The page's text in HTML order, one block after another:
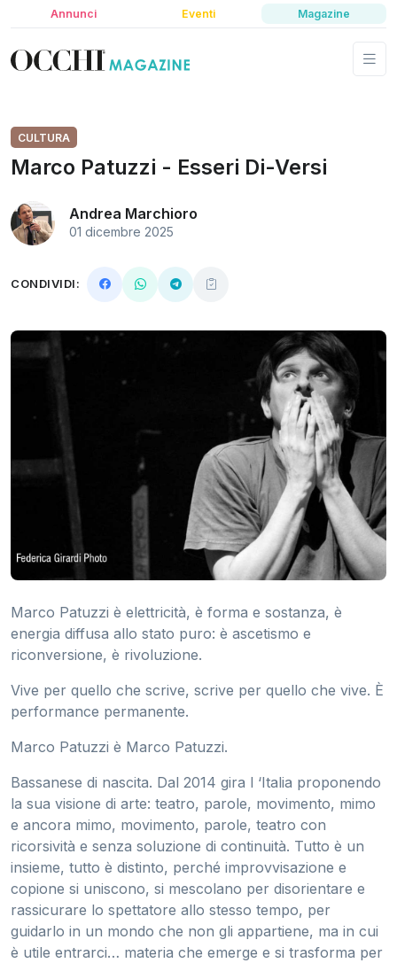
Annunci Eventi Magazine
CULTURA
Marco Patuzzi - Esseri Di-Versi
Andrea Marchioro
01 dicembre 2025
CONDIVIDI:
Marco Patuzzi è elettricità, è forma e sostanza, è
energia diffusa allo stato puro: è ascetismo e
riconversione, è rivoluzione.
Vive per quello che scrive, scrive per quello che vive. È
performance permanente.
Marco Patuzzi è Marco Patuzzi.
Bassanese di nascita. Dal 2014 gira l ‘Italia proponendo
la sua visione di arte: teatro, parole, movimento, mimo
e ancora mimo, movimento, parole, teatro con
ricorsività e senza soluzione di continuità. Tutto è un
insieme, tutto è distinto, perché improvvisazione e
copione si uniscono, si mescolano per disorientare e
rassicurare lo spettatore allo stesso tempo, per
guidarlo in un mondo che non gli appartiene, ma in cui
è utile entrarci… materia che emerge e si trasforma per